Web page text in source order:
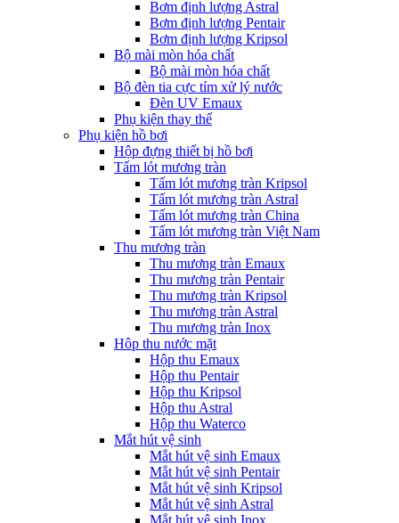
Bơm định lượng Astral
Bơm định lượng Pentair
Bơm định lượng Kripsol
Bộ mài mòn hóa chất
Bộ mài mòn hóa chất
Bộ đèn tia cực tím xử lý nước
Đèn UV Emaux
Phụ kiện thay thế
Phụ kiện hồ bơi
Hộp đựng thiết bị hồ bơi
Tấm lót mương tràn
Tấm lót mương tràn Kripsol
Tấm lót mương tràn Astral
Tấm lót mương tràn China
Tấm lót mương tràn Việt Nam
Thu mương tràn
Thu mương tràn Emaux
Thu mương tràn Pentair
Thu mương tràn Kripsol
Thu mương tràn Astral
Thu mương tràn Inox
Hôp thu nước mặt
Hộp thu Emaux
Hộp thu Pentair
Hộp thu Kripsol
Hộp thu Astral
Hộp thu Waterco
Mắt hút vệ sinh
Mắt hút vệ sinh Emaux
Mắt hút vệ sinh Pentair
Mắt hút vệ sinh Kripsol
Mắt hút vệ sinh Astral
Mắt hút vệ sinh Inox